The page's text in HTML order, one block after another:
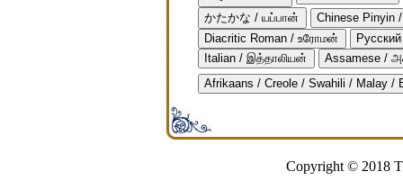
かたかな / யப்பான்
Chinese Pinyin
Diacritic Roman / உரோமன்
Italian / இத்தாலியன்
Assamese /
Afrikaans / Creole / Swahili / Malay
Copyright © 2018